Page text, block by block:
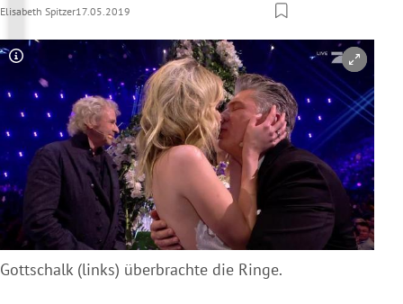
Elisabeth Spitzer17.05.2019
Copyright-Hinweis öffnen/schließen
Gottschalk (links) überbrachte die Ringe.